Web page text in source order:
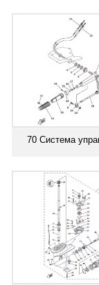
70 Система